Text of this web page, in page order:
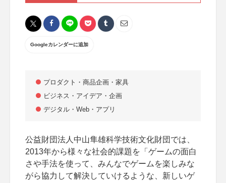
Googleカレンダーに追加
プロダクト・商品企画・家具
ビジネス・アイデア・企画
デジタル・Web・アプリ
公益財団法人中山隼雄科学技術文化財団では、
2013年から様々な社会的課題を「ゲームの面白
さや手法を使って、みんなでゲームを楽しみな
がら協力して解決していけるような、新しいゲ